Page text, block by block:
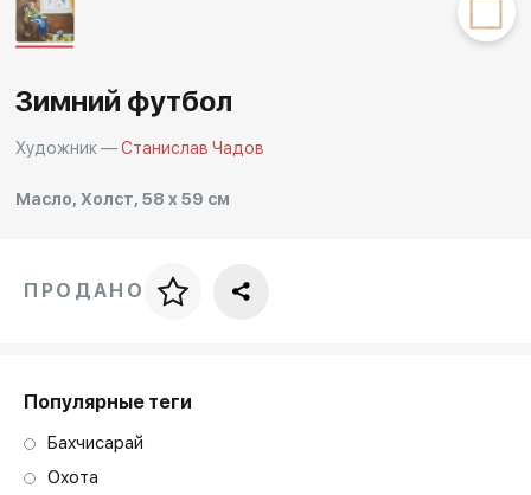
Зимний футбол
Художник —Станислав Чадов
Масло, Холст, 58 x 59 см
Цена за багет
ПРОДАНО
Популярные теги
Бахчисарай
Охота